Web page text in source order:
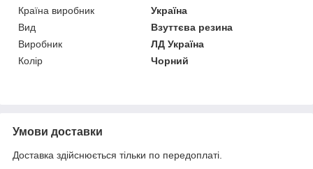
Країна виробник
Україна
Вид
Взуттєва резина
Виробник
ЛД Україна
Колір
Чорний
Умови доставки
Доставка здійснюється тільки по передоплаті.